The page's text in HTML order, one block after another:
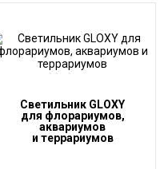
Светильник GLOXY
для флорариумов,
аквариумов
и террариумов